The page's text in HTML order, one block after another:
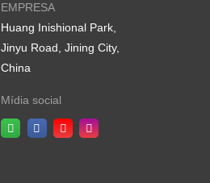
EMPRESA
Huang Inishional Park,
Jinyu Road, Jining City,
China
Mídia social